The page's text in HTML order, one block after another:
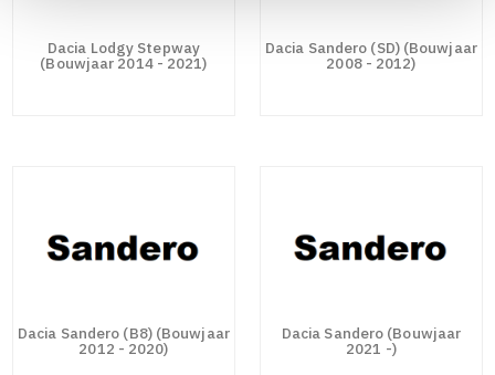
Dacia Lodgy Stepway
(Bouwjaar 2014 - 2021)
Dacia Sandero (SD) (Bouwjaar
2008 - 2012)
Dacia Sandero (B8) (Bouwjaar
2012 - 2020)
Dacia Sandero (Bouwjaar
2021 -)